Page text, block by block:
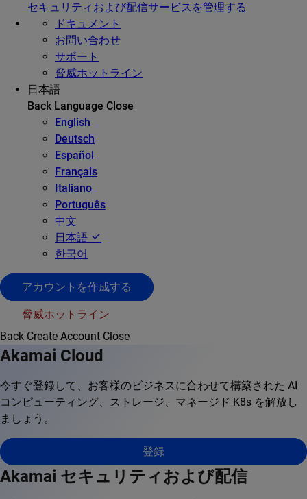
セキュリティおよび配信サービスを管理する
ドキュメント
お問い合わせ
サポート
脅威ホットライン
日本語
Back Language Close
English
Deutsch
Español
Français
Italiano
Português
中文
日本語
한국어
アカウントを作成する
脅威ホットライン
Back Create Account Close
Akamai Cloud
今すぐ登録して、お客様のビジネスに合わせて構築された AI
コンピューティング、ストレージ、マネージド K8s を解放し
ましょう。
登録
Akamai セキュリティおよび配信